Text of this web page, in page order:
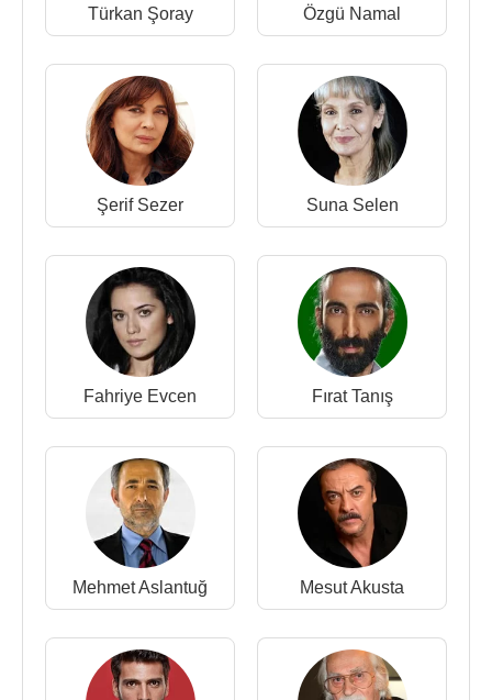
Türkan Şoray Özgü Namal
Şerif Sezer Suna Selen
Fahriye Evcen Fırat Tanış
Mehmet Aslantuğ Mesut Akusta